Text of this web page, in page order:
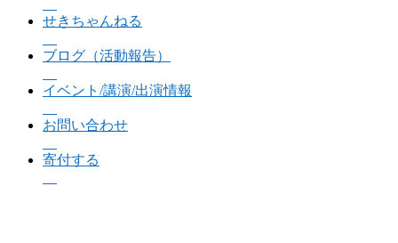
せきちゃんねる
ブログ（活動報告）
イベント/講演/出演情報
お問い合わせ
寄付する